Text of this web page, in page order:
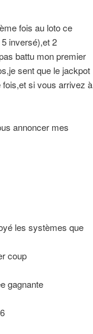
fois au loto ce
inversé),et 2
battu mon premier
sent que le jackpot
fois,et si vous arrivez à
annoncer mes
les systèmes que
coup
gagnante